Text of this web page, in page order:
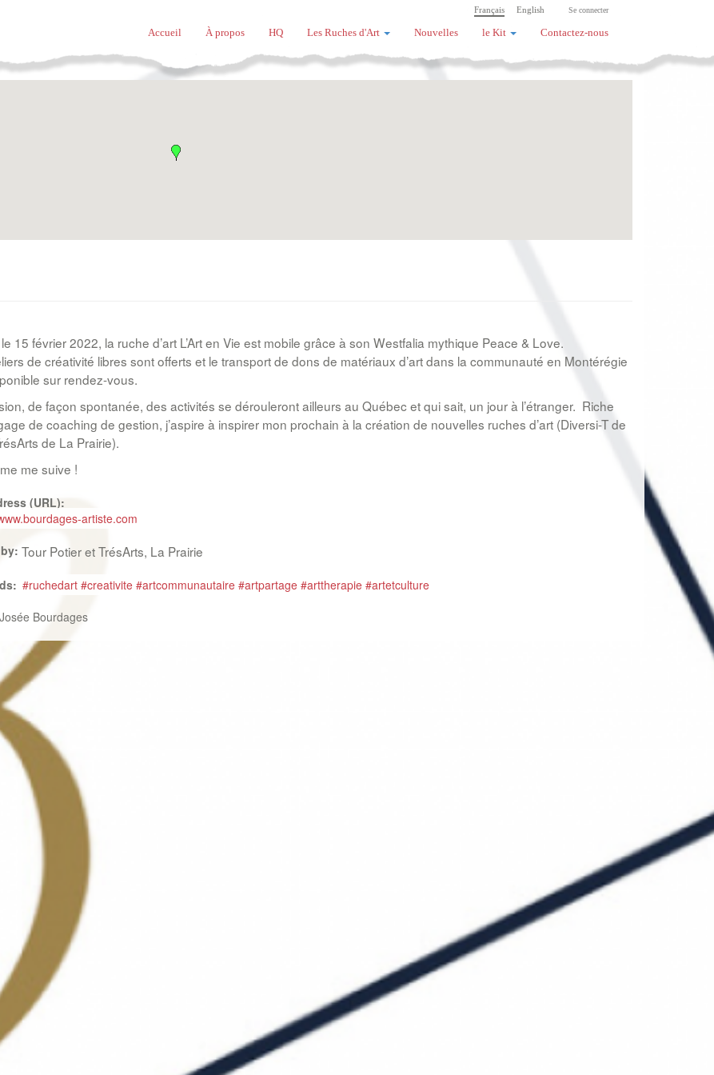
Se connecter
English
Français
Accueil À propos HQ Les Ruches d'Art Nouvelles le Kit Contactez-nous
15 février 2022, la ruche d’art L’Art en Vie est mobile grâce à son Westfalia mythique Peace & Love.
de créativité libres sont offerts et le transport de dons de matériaux d’art dans la communauté en Montérégie
sur rendez-vous.
de façon spontanée, des activités se dérouleront ailleurs au Québec et qui sait, un jour à l’étranger. Riche
de coaching de gestion, j’aspire à inspirer mon prochain à la création de nouvelles ruches d’art (Diversi-T de
de La Prairie).
me suive !
(URL):
artiste.com
Tour Potier et TrésArts, La Prairie
#ruchedart #creativite #artcommunautaire #artpartage #arttherapie #artetculture
Josée Bourdages